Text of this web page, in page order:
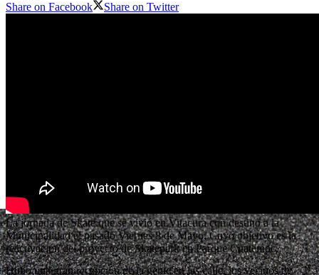
Share on Facebook
Share on Twitter
La jornada de Skate que se vivió en Vitacura con destino a la
Municipalidad el pasado Viernes 8 de Mayo, Cuyo objetivo es la
reactivación del proyecto de Skatepark en Parque Cuatemoc,
Hubo una gran recepción de la gente en las calle, los vecinos de